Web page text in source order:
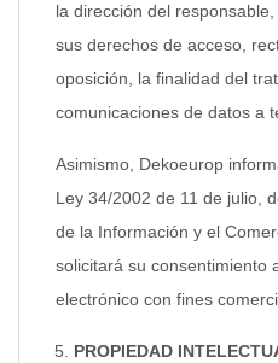
la dirección del
sus derechos de acceso,
oposición, la finalidad del
comunicaciones de datos a
Asimismo, Dekoeurop
Ley 34/2002 de 11 de julio,
de la Información y el
solicitará su consentimiento
electrónico con fines
PROPIEDAD